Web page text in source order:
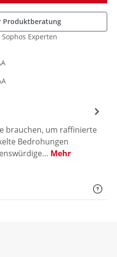
Produktberatung
Experten
brauchen, um raffinierte
Bedrohungen
Mehr